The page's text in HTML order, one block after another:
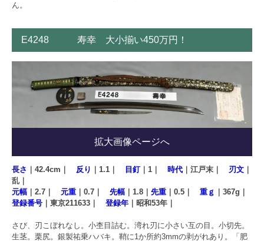
ん。
E4248 寿幸 大小揃い450万円！
拡大画像ページへ
長さ ｜42.4cm｜ 反り ｜1.1｜ 目釘 ｜1｜ 時代 ｜江戸末｜ 刃文 ｜
乱｜
元幅 ｜2.7｜ 元重 ｜0.7｜ 先幅 ｜1.8｜ 先重 ｜0.5｜ 重ｇ ｜367g｜
登録番号 ｜東京211633｜ 登録年 ｜昭和53年｜
さび、刃こぼれなし。小杢目詰む。湾れ刃に小さい互の目。小切先。
生茎。栗尻。銀製祐乗ハバキ。鞘に1か所約3mmの剥がれあり。「肥